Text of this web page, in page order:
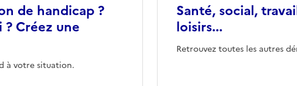
de handicap ?
Créez une
à votre situation.
Santé, social,
loisirs...
Retrouvez toutes les autres